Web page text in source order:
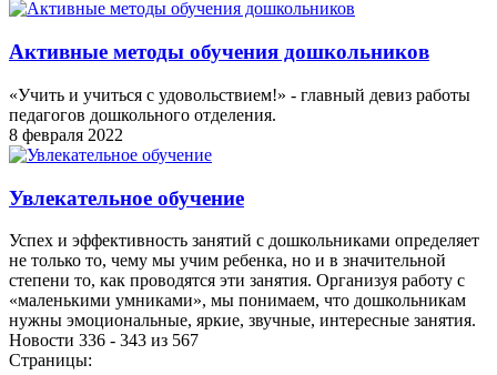
Активные методы обучения дошкольников
«Учить и учиться с удовольствием!» - главный девиз работы
педагогов дошкольного отделения.
8 февраля 2022
Увлекательное обучение
Успех и эффективность занятий с дошкольниками определяет
не только то, чему мы учим ребенка, но и в значительной
степени то, как проводятся эти занятия. Организуя работу с
«маленькими умниками», мы понимаем, что дошкольникам
нужны эмоциональные, яркие, звучные, интересные занятия.
Новости 336 - 343 из 567
Страницы: